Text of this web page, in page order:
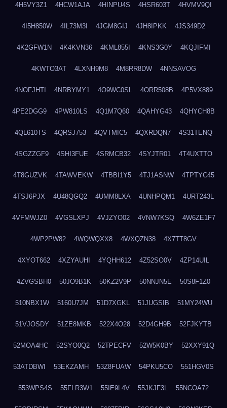
4H5VY3Z1 4HCW1AJA 4HINPU4S 4HSR603T 4HVMV9QI
4I5H850W 4IL73M3I 4JGM8GIJ 4JH8IPKK 4JS349D2
4K2GFW1N 4K4KVN36 4KML855I 4KNS3G0Y 4KQJIFMI
4KWTO3AT 4LXNH9M8 4M8RR8DW 4NNSAVOG
4NOFJHTI 4NRBYMY1 4O9WC0SL 4ORR508B 4P5VX889
4PE2DGG9 4PW810LS 4Q1M7Q60 4QAHYG43 4QHYCH8B
4QL610TS 4QRSJ753 4QVTMIC5 4QXRDQN7 4S31TENQ
4SGZZGF9 4SHI3FUE 4SRMCB32 4SYJTR01 4T4UXTTO
4T8GUZVK 4TAWVEKW 4TBBI1Y5 4TJ1ASNW 4TPTYC45
4TSJ6PJX 4U48QGQ2 4UMM8LXA 4UNHPQM1 4URT243L
4VFMWJZ0 4VGSLXPJ 4VJZYO02 4VNW7KSQ 4W6ZE1F7
4WP2PW82 4WQWQXX8 4WXQZN38 4X7TT8GV
4XYOT662 4XZYAUHI 4YQHH612 4Z52SO0V 4ZP14UIL
4ZVGSBH0 50JO9B1K 50KZ2V9P 50NNJN5E 50S8F1Z0
510NBX1W 5160U7JM 51D7XGKL 51JUGSIB 51MY24WU
51VJOSDY 51ZE8MKB 522X4O28 52D4GH9B 52FJKYTB
52MOA4HC 52SYO0Q2 52TPECFV 52W5K0BY 52XXY91Q
53ATDBWI 53EKZAMH 53Z8FUAW 54PKU5CO 551HGV0S
553WPS4S 55FLR3W1 55IE9L4V 55JKJF3L 55NCOA72